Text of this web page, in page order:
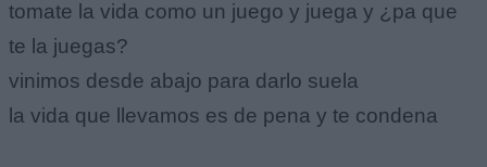
tomate la vida como un juego y juega y ¿pa que
te la juegas?
vinimos desde abajo para darlo suela
la vida que llevamos es de pena y te condena